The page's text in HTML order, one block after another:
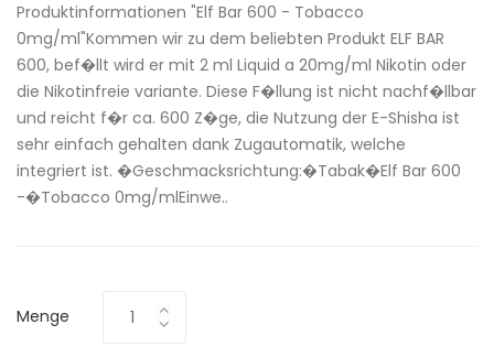
Produktinformationen "Elf Bar 600 - Tobacco
0mg/ml"Kommen wir zu dem beliebten Produkt ELF BAR
600, bef�llt wird er mit 2 ml Liquid a 20mg/ml Nikotin oder
die Nikotinfreie variante. Diese F�llung ist nicht nachf�llbar
und reicht f�r ca. 600 Z�ge, die Nutzung der E-Shisha ist
sehr einfach gehalten dank Zugautomatik, welche
integriert ist. �Geschmacksrichtung:�Tabak�Elf Bar 600
-�Tobacco 0mg/mlEinwe..
Menge